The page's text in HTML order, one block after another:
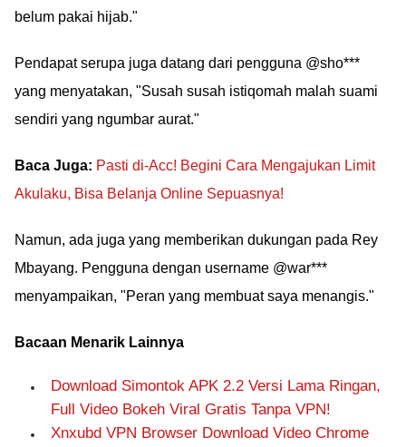
belum pakai hijab."
Pendapat serupa juga datang dari pengguna @sho***
yang menyatakan, "Susah susah istiqomah malah suami
sendiri yang ngumbar aurat."
Baca Juga: Pasti di-Acc! Begini Cara Mengajukan Limit
Akulaku, Bisa Belanja Online Sepuasnya!
Namun, ada juga yang memberikan dukungan pada Rey
Mbayang. Pengguna dengan username @war***
menyampaikan, "Peran yang membuat saya menangis."
Bacaan Menarik Lainnya
Download Simontok APK 2.2 Versi Lama Ringan,
Full Video Bokeh Viral Gratis Tanpa VPN!
Xnxubd VPN Browser Download Video Chrome